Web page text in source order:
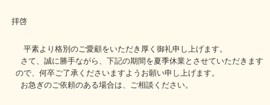
拝啓
平素より格別のご愛顧をいただき厚く御礼申し上げます。
さて、誠に勝手ながら、下記の期間を夏季休業とさせていただきます
ので、何卒ご了承くださいますようお願い申し上げます。
お急ぎのご依頼のある場合は、ご相談ください。